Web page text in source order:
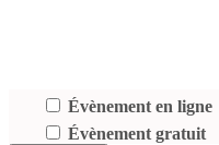
Évènement en ligne
Évènement gratuit